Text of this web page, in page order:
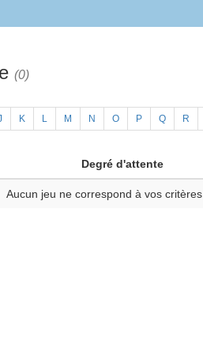
(0)
K L M N O P Q R
Degré d'attente
Aucun jeu ne correspond à vos critères.